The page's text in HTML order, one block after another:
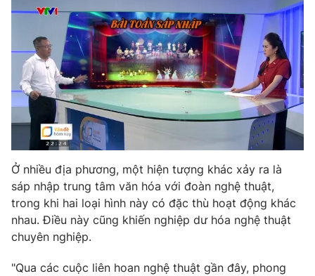
® Cấm sao chép dưới mọi hình thức nếu không có sự chấp
thuận bằng văn bản. Ghi rõ nguồn VTV.vn khi phát hành lại
thông tin từ website này.
Ở nhiều địa phương, một hiện tượng khác xảy ra là
sáp nhập trung tâm văn hóa với đoàn nghệ thuật,
trong khi hai loại hình này có đặc thù hoạt động khác
nhau. Điều này cũng khiến nghiệp dư hóa nghệ thuật
chuyên nghiệp.
"Qua các cuộc liên hoan nghệ thuật gần đây, phong